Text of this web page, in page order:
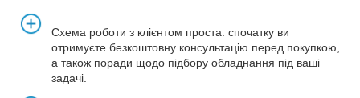
Схема роботи з клієнтом проста: спочатку ви
отримуєте безкоштовну консультацію перед покупкою,
а також поради щодо підбору обладнання під ваші
задачі.